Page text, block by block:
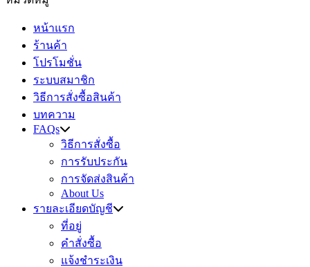
หน้าแรก
ร้านค้า
โปรโมชั่น
ระบบสมาชิก
วิธีการสั่งซื้อสินค้า
บทความ
FAQs
วิธีการสั่งซื้อ
การรับประกัน
การจัดส่งสินค้า
About Us
รายละเอียดบัญชี
ที่อยู่
คำสั่งซื้อ
แจ้งชำระเงิน